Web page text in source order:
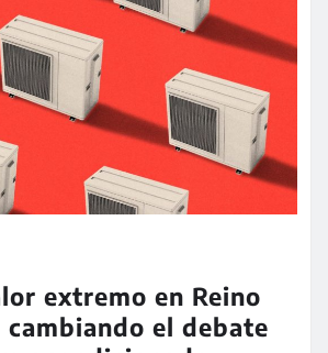
extremo en Reino
cambiando el debate